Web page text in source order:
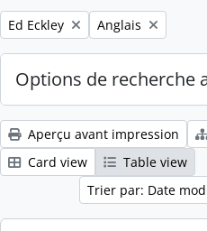
Remove filter:
Ed Eckley Remove filter:
Anglais
Options de recherche
Aperçu avant impression
Card view
Table view
Trier par: Date